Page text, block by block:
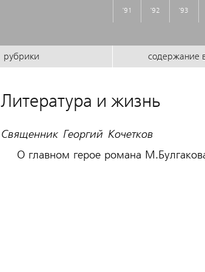
'91 '92 '93
рубрики содержание
Литература и жизнь
Священник Георгий Кочетков
О главном герое романа